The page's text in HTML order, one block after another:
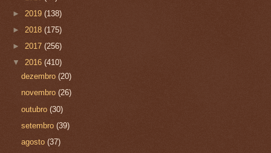
► 2019 (138)
► 2018 (175)
► 2017 (256)
▼ 2016 (410)
dezembro(20)
novembro(26)
outubro(30)
setembro(39)
agosto(37)